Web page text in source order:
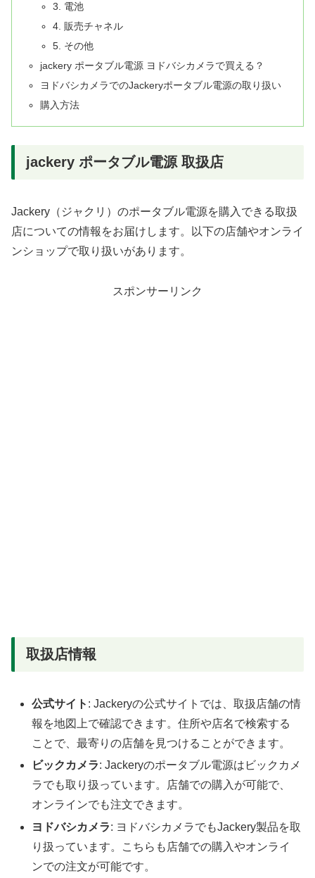
3. 電池
4. 販売チャネル
5. その他
jackery ポータブル電源 ヨドバシカメラで買える？
ヨドバシカメラでのJackeryポータブル電源の取り扱い
購入方法
jackery ポータブル電源 取扱店
Jackery（ジャクリ）のポータブル電源を購入できる取扱
店についての情報をお届けします。以下の店舗やオンライ
ンショップで取り扱いがあります。
スポンサーリンク
取扱店情報
公式サイト : Jackeryの公式サイトでは、取扱店舗の情
報を地図上で確認できます。住所や店名で検索する
ことで、最寄りの店舗を見つけることができます。
ビックカメラ: Jackeryのポータブル電源はビックカメ
ラでも取り扱っています。店舗での購入が可能で、
オンラインでも注文できます。
ヨドバシカメラ: ヨドバシカメラでもJackery製品を取
り扱っています。こちらも店舗での購入やオンライ
ンでの注文が可能です。